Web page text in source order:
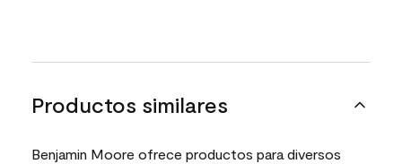
Productos similares
Benjamin Moore ofrece productos para diversos